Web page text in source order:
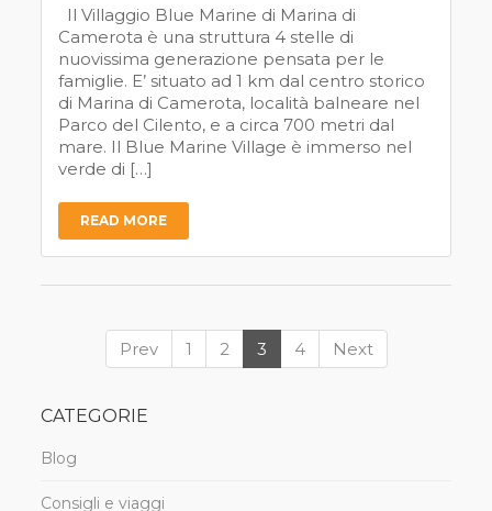
Il Villaggio Blue Marine di Marina di
Camerota è una struttura 4 stelle di
nuovissima generazione pensata per le
famiglie. E’ situato ad 1 km dal centro storico
di Marina di Camerota, località balneare nel
Parco del Cilento, e a circa 700 metri dal
mare. Il Blue Marine Village è immerso nel
verde di […]
READ MORE
Prev 1 2 3 4 Next
CATEGORIE
Blog
Consigli e viaggi